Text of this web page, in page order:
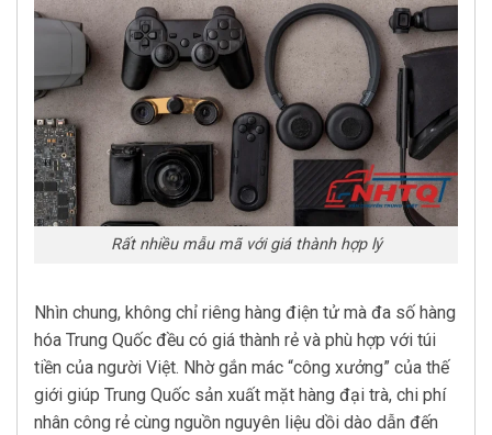
Rất nhiều mẫu mã với giá thành hợp lý
Nhìn chung, không chỉ riêng hàng điện tử mà đa số hàng
hóa Trung Quốc đều có giá thành rẻ và phù hợp với túi
tiền của người Việt. Nhờ gắn mác “công xưởng” của thế
giới giúp Trung Quốc sản xuất mặt hàng đại trà, chi phí
nhân công rẻ cùng nguồn nguyên liệu dồi dào dẫn đến